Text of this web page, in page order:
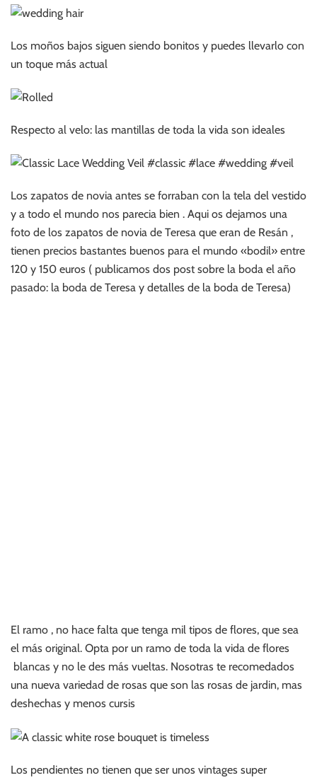
Los moños bajos siguen siendo bonitos y puedes llevarlo con
un toque más actual
Respecto al velo: las mantillas de toda la vida son ideales
Los zapatos de novia antes se forraban con la tela del vestido
y a todo el mundo nos parecia bien . Aqui os dejamos una
foto de los zapatos de novia de Teresa que eran de Resán ,
tienen precios bastantes buenos para el mundo «bodil» entre
120 y 150 euros ( publicamos dos post sobre la boda el año
pasado: la boda de Teresa y detalles de la boda de Teresa)
El ramo , no hace falta que tenga mil tipos de flores, que sea
el más original. Opta por un ramo de toda la vida de flores
blancas y no le des más vueltas. Nosotras te recomedados
una nueva variedad de rosas que son las rosas de jardin, mas
deshechas y menos cursis
Los pendientes no tienen que ser unos vintages super